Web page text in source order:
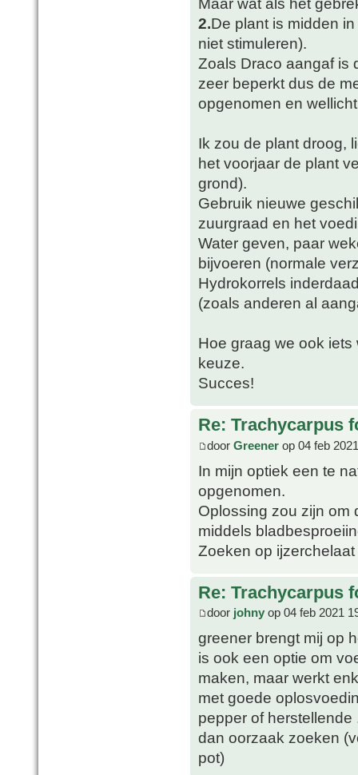
Maar wat als het
2.De plant is midden
niet stimuleren).
Zoals Draco aangaf is
zeer beperkt dus de
opgenomen en
Ik zou de plant droog,
het voorjaar de plant
grond).
Gebruik nieuwe
zuurgraad en het
Water geven, paar
bijvoeren (normale
Hydrokorrels
(zoals anderen al
Hoe graag we ook
keuze.
Succes!
Re: Trachycarpus
door Greener op 04 feb
In mijn optiek een te
opgenomen.
Oplossing zou zijn om
middels
Zoeken op
Re: Trachycarpus
door johny op 04 feb 2021
greener brengt mij op
is ook een optie om
maken, maar werkt
met goede
pepper of herstellende
dan oorzaak zoeken
pot)